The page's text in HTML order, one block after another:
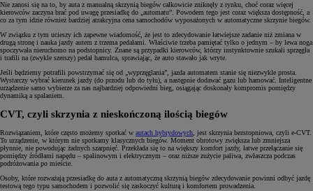
Nie zanosi się na to, by auta z manualną skrzynią biegów całkowicie zniknęły z rynku, choć coraz więcej
kierowców zaczyna brać pod uwagę przesiadkę do „automatu”. Powodem tego jest coraz większa dostępność, a
co za tym idzie również bardziej atrakcyjna cena samochodów wyposażonych w automatyczne skrzynie biegów.
W związku z tym ucieszy ich zapewne wiadomość, że jest to zdecydowanie łatwiejsze zadanie niż zmiana w
drugą stronę i nauka jazdy autem z trzema pedałami. Właściwie trzeba pamiętać tylko o jednym – by lewa noga
spoczywała nieruchomo na podstopnicy. Znane są przypadki kierowców, którzy instynktownie szukali sprzęgła
i trafili na (zwykle szerszy) pedał hamulca, sprawiając, że auto stawało jak wryte.
Jeśli będziemy potrafili powstrzymać się od „wyprzęglania”, jazda automatem stanie się niezwykle prosta.
Wystarczy wybrać kierunek jazdy (do przodu lub do tyłu), a następnie dodawać gazu lub hamować. Inteligentne
urządzenie samo wybierze za nas najbardziej odpowiedni bieg, osiągając doskonały kompromis pomiędzy
dynamiką a spalaniem.
CVT, czyli skrzynia z nieskończoną ilością biegów
Rozwiązaniem, które często możemy spotkać w autach hybrydowych , jest skrzynia bezstopniowa, czyli e-CVT.
To urządzenie, w którym nie spotkamy klasycznych biegów. Moment obrotowy zwiększa lub zmniejsza
płynnie, nie powodując żadnych szarpnięć. Przekłada się to na większy komfort jazdy, łatwe przełączanie się
pomiędzy źródłami napędu – spalinowym i elektrycznym – oraz niższe zużycie paliwa, zwłaszcza podczas
podróżowania po mieście.
Osoby, które rozważają przesiadkę do auta z automatyczną skrzynią biegów zdecydowanie powinni odbyć jazdę
testową tego typu samochodem i pozwolić się zaskoczyć kulturą i komfortem prowadzenia.